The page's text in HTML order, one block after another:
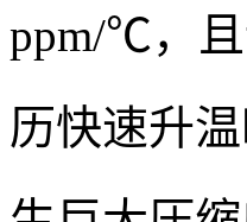
ppm/℃，
历快速升